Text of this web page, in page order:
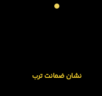
نشان ضمانت ترب